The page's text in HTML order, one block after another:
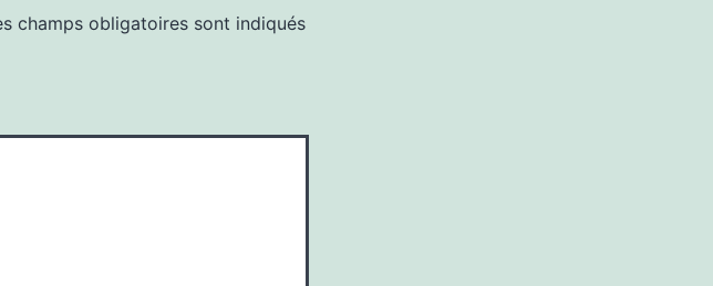
champs obligatoires sont indiqués